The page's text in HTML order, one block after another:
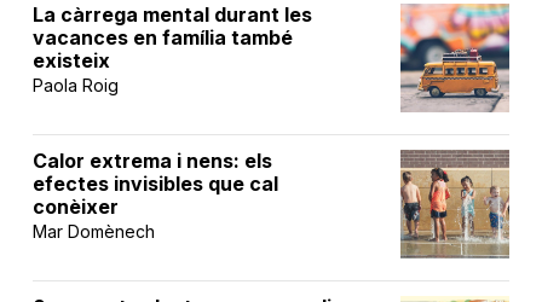
La càrrega mental durant les
vacances en família també
existeix
Paola Roig
Calor extrema i nens: els
efectes invisibles que cal
conèixer
Mar Domènech